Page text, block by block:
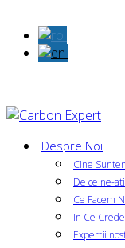
Despre Noi
Cine
De ce ne-
Ce Facem
In Ce
Expertii